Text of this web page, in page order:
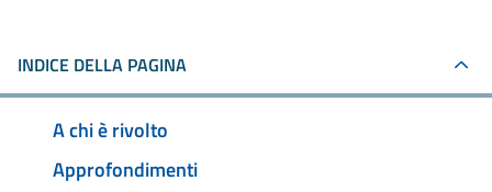
INDICE DELLA PAGINA
A chi è rivolto
Approfondimenti